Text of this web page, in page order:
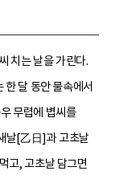
치는 날을 가린다.
달 동안 물속에서
무렵에 볍씨를
날[乙日]과 고초날
고, 고초날 담그면